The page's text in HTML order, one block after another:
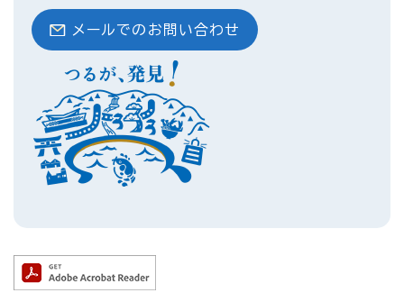
メールでのお問い合わせ